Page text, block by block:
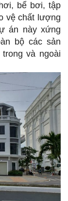
bể bơi, tập
vệ chất lượng
án này xứng
bộ các sản
và ngoài